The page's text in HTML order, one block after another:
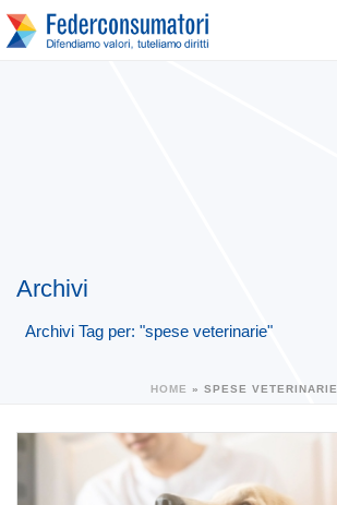
Archivi
Archivi Tag per: "spese veterinarie"
HOME » SPESE VETERINARIE